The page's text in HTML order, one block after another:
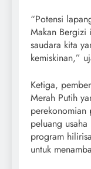
“Potensi
Makan Bergizi
saudara kita
kemiskinan,”
Ketiga,
Merah Putih
perekonomian
peluang
program
untuk